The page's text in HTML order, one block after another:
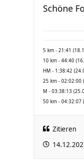
Schöne
5 km - 21:41
10 km - 44:40
HM - 1:38:42
25 km - 02:02:00
M - 03:38:13
50 km - 04:32:07
Zitieren